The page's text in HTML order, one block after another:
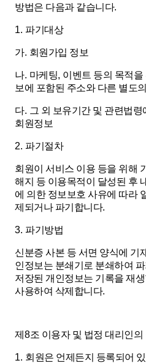
방법은 다음과 같습니다.
1. 파기대상
가. 회원가입 정보
나. 마케팅, 이벤트 등의 목적
보에 포함된 주소와 다른 별도
다. 그 외 보유기간 및 관련법
회원정보
2. 파기절차
회원이 서비스 이용 등을 위해
해지 등 이용목적이 달성된 후
에 의한 정보보호 사유에 따라
제되거나 파기합니다.
3. 파기방법
신분증 사본 등 서면 양식에 기
인정보는 분쇄기로 분쇄하여
저장된 개인정보는 기록을 재
사용하여 삭제합니다.
제 8조 이용자 및 법정 대리인의
1. 회원은 언제든지 등록되어